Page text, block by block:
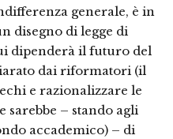
generale, è in
disegno di legge di
dipenderà il futuro del
dai riformatori (il
e razionalizzare le
sarebbe – stando agli
accademico) – di